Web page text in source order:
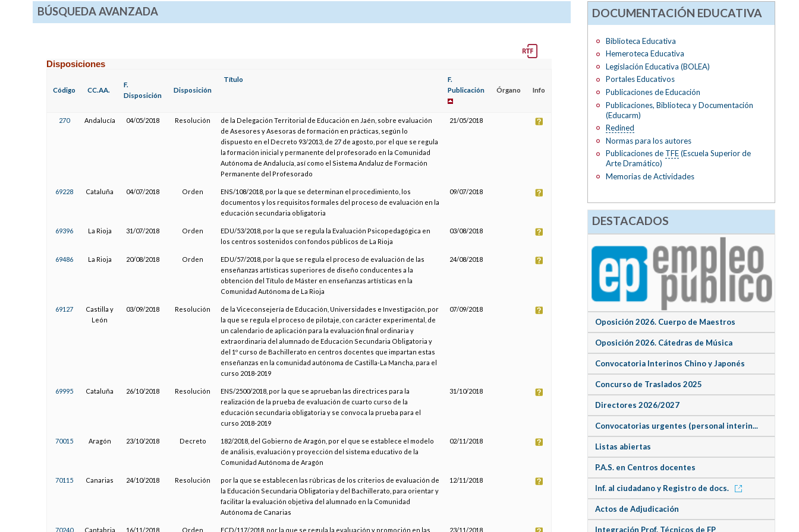
BÚSQUEDA AVANZADA
Disposiciones
Código CC.AA.
F.
Disposición
Disposición
Título
F.
Publicación
Órgano Info
270 Andalucía 04/05/2018 Resolución
de la Delegación Territorial de Educación en Jaén, sobre evaluación
de Asesores y Asesoras de formación en prácticas, según lo
dispuesto en el Decreto 93/2013, de 27 de agosto, por el que se regula
la formación inicial y permanente del profesorado en la Comunidad
Autónoma de Andalucía, así como el Sistema Andaluz de Formación
Permanente del Profesorado
21/05/2018
69228 Cataluña 04/07/2018 Orden
ENS/108/2018, por la que se determinan el procedimiento, los
documentos y los requisitos formales del proceso de evaluación en la
educación secundaria obligatoria
09/07/2018
69396 La Rioja 31/07/2018 Orden
EDU/53/2018, por la que se regula la Evaluación Psicopedagógica en
los centros sostenidos con fondos públicos de La Rioja
03/08/2018
69486 La Rioja 20/08/2018 Orden
EDU/57/2018, por la que se regula el proceso de evaluación de las
enseñanzas artísticas superiores de diseño conducentes a la
obtención del Título de Máster en enseñanzas artísticas en la
Comunidad Autónoma de La Rioja
24/08/2018
69127
Castilla y
León
03/09/2018 Resolución
de la Viceconsejería de Educación, Universidades e Investigación, por
la que se regula el proceso de pilotaje, con carácter experimental, de
un calendario de aplicación para la evaluación final ordinaria y
extraordinaria del alumnado de Educación Secundaria Obligatoria y
del 1º curso de Bachillerato en centros docentes que impartan estas
enseñanzas en la comunidad autónoma de Castilla-La Mancha, para el
curso 2018-2019
07/09/2018
69995 Cataluña 26/10/2018 Resolución
ENS/2500/2018, por la que se aprueban las directrices para la
realización de la prueba de evaluación de cuarto curso de la
educación secundaria obligatoria y se convoca la prueba para el
curso 2018-2019
31/10/2018
70015 Aragón 23/10/2018 Decreto
182/2018, del Gobierno de Aragón, por el que se establece el modelo
de análisis, evaluación y proyección del sistema educativo de la
Comunidad Autónoma de Aragón
02/11/2018
70115 Canarias 24/10/2018 Resolución
por la que se establecen las rúbricas de los criterios de evaluación de
la Educación Secundaria Obligatoria y del Bachillerato, para orientar y
facilitar la evaluación objetiva del alumnado en la Comunidad
Autónoma de Canarias
12/11/2018
70240 Cantabria 16/11/2018 Orden ECD/117/2018, por la que se regula la evaluación y promoción en las 23/11/2018
DOCUMENTACIÓN EDUCATIVA
Biblioteca Educativa
Hemeroteca Educativa
Legislación Educativa (BOLEA)
Portales Educativos
Publicaciones de Educación
Publicaciones, Biblioteca y Documentación
(Educarm)
Redined
Normas para los autores
Publicaciones de TFE(Escuela Superior de
Arte Dramático)
Memorias de Actividades
DESTACADOS
Oposición 2026. Cuerpo de Maestros
Oposición 2026. Cátedras de Música
Convocatoria Interinos Chino y Japonés
Concurso de Traslados 2025
Directores 2026/2027
Convocatorias urgentes (personal interin...
Listas abiertas
P.A.S. en Centros docentes
Inf. al ciudadano y Registro de docs.
Actos de Adjudicación
Integración Prof. Técnicos de FP